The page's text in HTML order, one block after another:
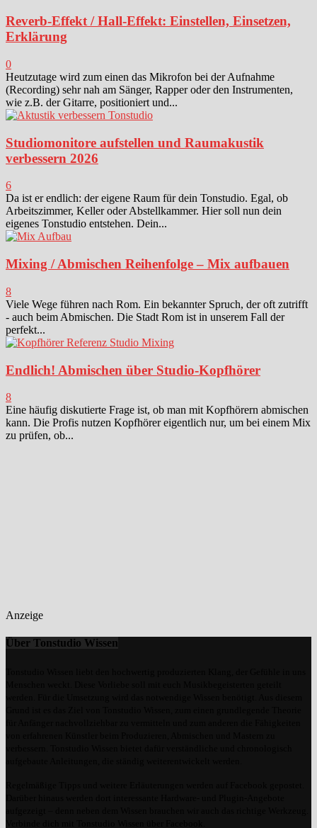
Reverb-Effekt / Hall-Effekt: Einstellen, Einsetzen,
Erklärung
0
Heutzutage wird zum einen das Mikrofon bei der Aufnahme
(Recording) sehr nah am Sänger, Rapper oder den Instrumenten,
wie z.B. der Gitarre, positioniert und...
Studiomonitore aufstellen und Raumakustik
verbessern 2026
6
Da ist er endlich: der eigene Raum für dein Tonstudio. Egal, ob
Arbeitszimmer, Keller oder Abstellkammer. Hier soll nun dein
eigenes Tonstudio entstehen. Dein...
Mixing / Abmischen Reihenfolge – Mix aufbauen
8
Viele Wege führen nach Rom. Ein bekannter Spruch, der oft zutrifft
- auch beim Abmischen. Die Stadt Rom ist in unserem Fall der
perfekt...
Endlich! Abmischen über Studio-Kopfhörer
8
Eine häufig diskutierte Frage ist, ob man mit Kopfhörern abmischen
kann. Die Profis nutzen Kopfhörer eigentlich nur, um bei einem Mix
zu prüfen, ob...
Anzeige
Über Tonstudio Wissen